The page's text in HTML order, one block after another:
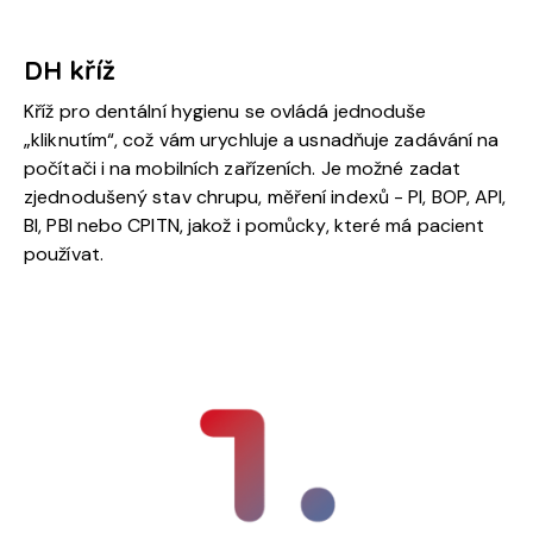
DH kříž
Kříž pro dentální hygienu se ovládá jednoduše
„kliknutím“, což vám urychluje a usnadňuje zadávání na
počítači i na mobilních zařízeních. Je možné zadat
zjednodušený stav chrupu, měření indexů - PI, BOP, API,
BI, PBI nebo CPITN, jakož i pomůcky, které má pacient
používat.